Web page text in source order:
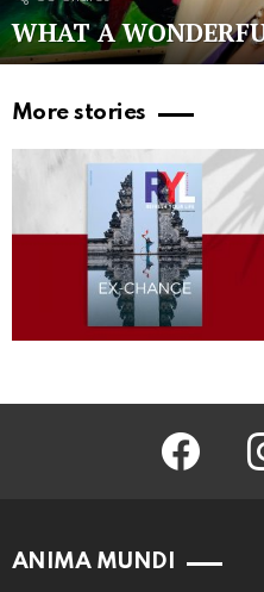
WHAT A
More stories
facebook
ANIMA MUNDI